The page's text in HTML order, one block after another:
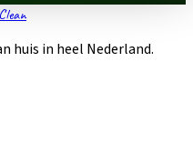
huis in heel Nederland.